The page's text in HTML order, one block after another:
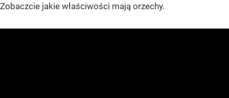
Zobaczcie jakie właściwości mają orzechy.